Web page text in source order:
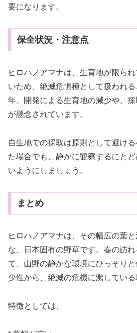
要になります。
保全状況・注意点
ヒロハノアマナは、生育地が限ら
いため、絶滅危惧種として扱われ
年、開発による生育地の減少や、
が懸念されています。
自生地での採取は原則として避け
た場合でも、静かに観察するにと
いようにしましょう。
まとめ
ヒロハノアマナは、その幅広の葉
な、日本固有の野草です。春の訪
て、山野の静かな環境にひっそり
少性から、絶滅の危機に瀕している
特徴としては、